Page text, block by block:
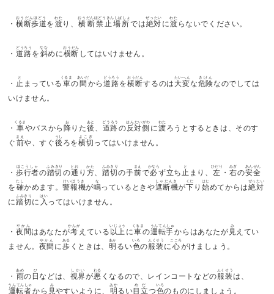
・横断歩道
おうだんほどう
を 渡
わた
り、 横断禁止場所
おうだんほどうきんしばしょ
では絶対
ぜったい
に渡
わた
らないでください。
・道路
どうろう
を 斜
なな
めに横断
おうだん
してはいけません。
・止
と
まっている 車
くるま
の 間
あいだ
から道路
どうろう
を横断
おうだん
するのは 大変
たいへん
な危険
きけん
なのでしては
いけません。
・ 車
くるま
やバスから 降
お
りた後
あと
、 道路
どうろう
の反対側
はんたいがわ
に渡
わた
ろうとするときは、そのす
ぐ 前
まえ
や、すぐ後
うし
ろを横切
よこぎ
ってはいけません。
・歩行者
ほこうしゃ
の踏切
ふみきり
の通
とお
り 方
かた
、踏切
ふみきり
の手前
まえ
で必
かなら
ず立
ｔ
ち止
と
まり、 左
ひだり
・ 右
みぎ
の安全
あんぜん
を 確
たし
かめます。警報機
けいほうき
が鳴
な
っているときや遮断機
しゃだんき
が下
くだ
り 始
はじ
めてからは絶対
ぜったい
に踏切
ふみきり
に 入
はい
ってはいけません。
・夜間
やかん
はあなたが考
かんが
えている 以上
いじょう
に車
くるま
の運転手
うんてんしゅ
からはあなたが 見
み
えてい
ません。 夜間
やかん
に歩
ある
くときは、 明
あか
るい色
いろ
の服装
ふくそう
に 心
こころ
がけましょう。
・ 雨
あめ
の 日
ひ
などは、 視界
しかい
が悪
わる
くなるので、レインコートなどの服装
ふくそう
は、
運転者
うんてんしゃ
から 見
み
やすいように、 明
あか
るい目立
めだ
つ色
いろ
のものにしましょう。